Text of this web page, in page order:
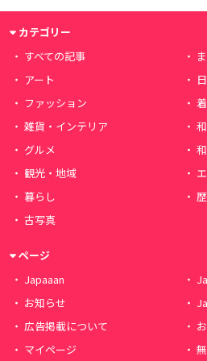
カテゴリー
すべての記事
アート
ファッション
雑貨・インテリア
グルメ
観光・地域
暮らし
古写真
ページ
Japaaan
お知らせ
広告掲載について
マイページ